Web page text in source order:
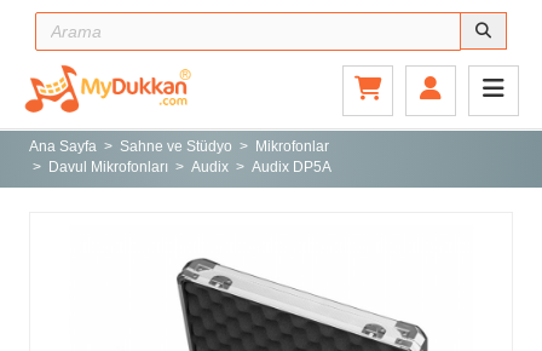
Ana Sayfa
Gitar ve Ekipmanları
Sahne ve Stüdyo
Ana Sayfa Sahne ve Stüdyo
Mikrofonlar
Davul Mikrofonları
Audix Audix DP5A